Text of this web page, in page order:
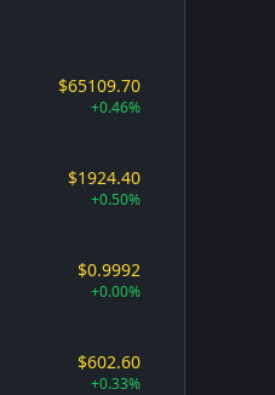
$65109.70
+0.46%
$1924.40
+0.50%
$0.9992
+0.00%
$602.60
+0.33%